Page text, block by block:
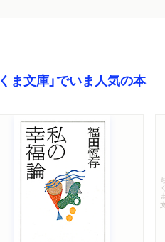
くま文庫」でいま人気の本
ちく